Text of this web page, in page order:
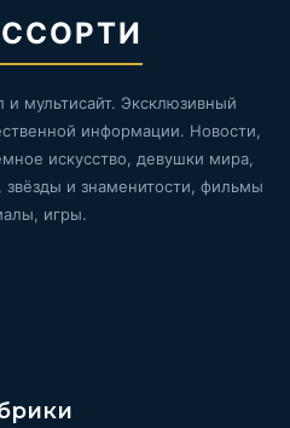
мультисайт. Эксклюзивный
информации. Новости,
искусство, девушки мира,
и знаменитости, фильмы
игры.